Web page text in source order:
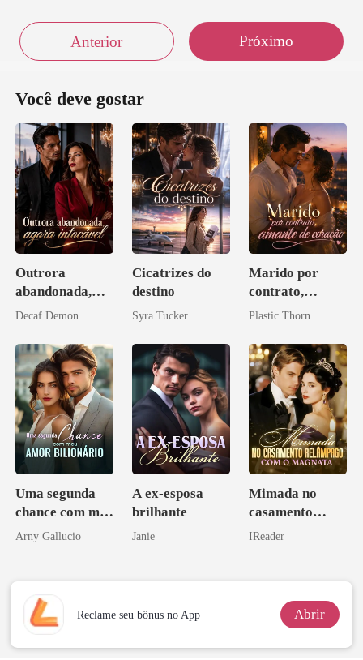
Anterior Próximo
Você deve gostar
Outrora
abandonada,
agora intocável
Decaf Demon
Cicatrizes do
destino
Syra Tucker
Marido por
contrato,
amante de
Plastic Thorn
Uma segunda
chance com meu
amor bilionário
Arny Gallucio
A ex-esposa
brilhante
Janie
Mimada no
casamento
relâmpago com
IReader
Reclame seu bônus no App Abrir